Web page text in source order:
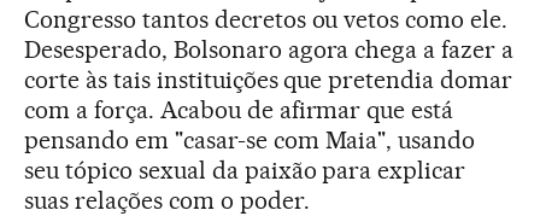
Congresso tantos decretos ou vetos como ele.
Desesperado, Bolsonaro agora chega a fazer a
corte às tais instituições que pretendia domar
com a força. Acabou de afirmar que está
pensando em "casar-se com Maia", usando
seu tópico sexual da paixão para explicar
suas relações com o poder.